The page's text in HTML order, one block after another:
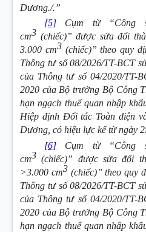
Dương./.”
[5] Cụm từ “Công
cm3 (chiếc)” được sửa đổi
3.000 cm3 (chiếc)” theo quy
Thông tư số 08/2026/TT-BCT
của Thông tư số 04/2020/TT-
2020 của Bộ trưởng Bộ Công
hạn ngạch thuế quan nhập
Hiệp định Đối tác Toàn diện
Dương, có hiệu lực kể từ ngày
[6] Cụm từ “Công
cm3 (chiếc)” được sửa đổi
>3.000 cm3 (chiếc)” theo quy
Thông tư số 08/2026/TT-BCT
của Thông tư số 04/2020/TT-
2020 của Bộ trưởng Bộ Công
hạn ngạch thuế quan nhập